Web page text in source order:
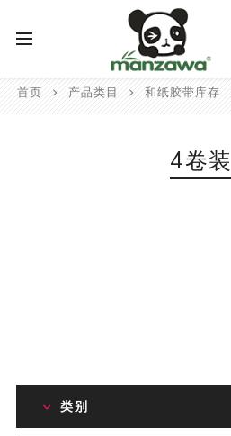
首页 产品类目 和纸胶带库存
4卷装
类别